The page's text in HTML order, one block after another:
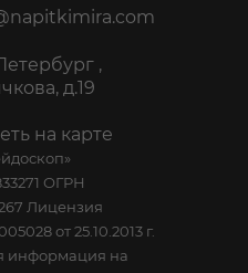
,
д.19
на карте
ОГРН
Лицензия
от 25.10.2013 г.
информация на